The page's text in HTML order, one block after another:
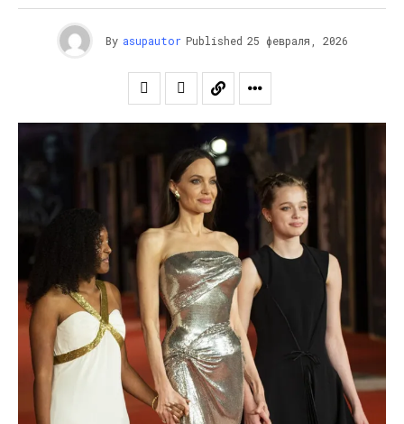
By asupautor Published 25 февраля, 2026